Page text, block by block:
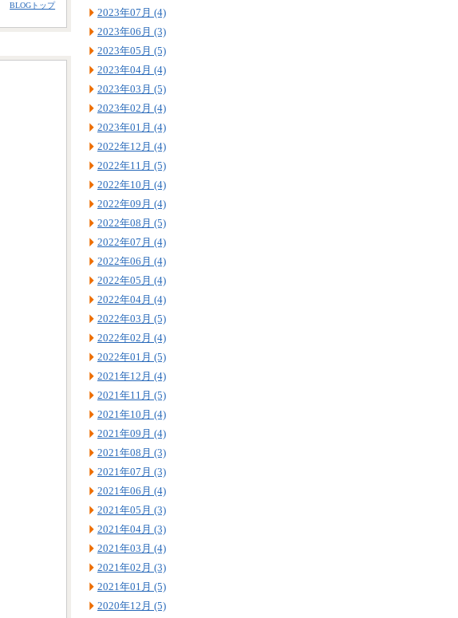
BLOGトップ
2023年07月 (4)
2023年06月 (3)
2023年05月 (5)
2023年04月 (4)
2023年03月 (5)
2023年02月 (4)
2023年01月 (4)
2022年12月 (4)
2022年11月 (5)
2022年10月 (4)
2022年09月 (4)
2022年08月 (5)
2022年07月 (4)
2022年06月 (4)
2022年05月 (4)
2022年04月 (4)
2022年03月 (5)
2022年02月 (4)
2022年01月 (5)
2021年12月 (4)
2021年11月 (5)
2021年10月 (4)
2021年09月 (4)
2021年08月 (3)
2021年07月 (3)
2021年06月 (4)
2021年05月 (3)
2021年04月 (3)
2021年03月 (4)
2021年02月 (3)
2021年01月 (5)
2020年12月 (5)